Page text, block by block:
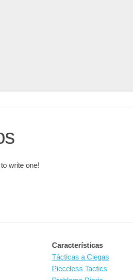
write one!
Características
Tácticas a Ciegas
Pieceless Tactics